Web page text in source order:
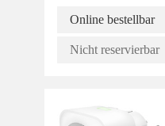
Online bestellbar
Nicht reservierbar